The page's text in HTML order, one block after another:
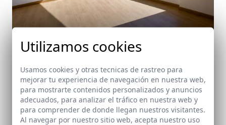
Valverde del Camino (Huelva)
Utilizamos cookies
Usamos cookies y otras tecnicas de rastreo para
mejorar tu experiencia de navegación en nuestra web,
para mostrarte contenidos personalizados y anuncios
adecuados, para analizar el tráfico en nuestra web y
para comprender de donde llegan nuestros visitantes.
Al navegar por nuestro sitio web, acepta nuestro uso